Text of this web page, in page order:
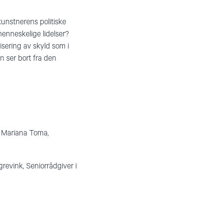
politiske
lidelser?
av skyld som i
ser bort fra den
Toma,
Seniorrådgiver i